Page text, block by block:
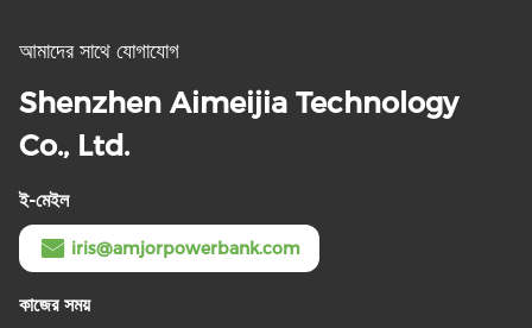
আমাদের সাথে যোগাযোগ
Shenzhen Aimeijia Technology
Co., Ltd.
ই-মেইল
iris@amjorpowerbank.com
কাজের সময়